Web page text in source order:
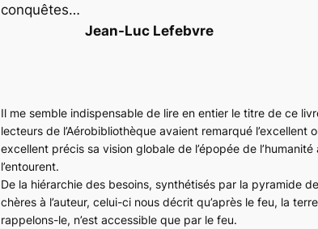
conquêtes…
Jean-Luc Lefebvre
Il me semble indispensable de lire en entier le titre de ce
lecteurs de l’Aérobibliothèque avaient remarqué l’excellent
excellent précis sa vision globale de l’épopée de
l’entourent.
De la hiérarchie des besoins, synthétisés par la pyramide
chères à l’auteur, celui-ci nous décrit qu’après le feu, la
rappelons-le, n’est accessible que par le feu.